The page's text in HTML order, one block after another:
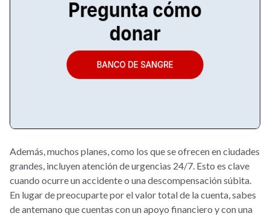
Además, muchos planes, como los que se ofrecen en ciudades
grandes, incluyen atención de urgencias 24/7. Esto es clave
cuando ocurre un accidente o una descompensación súbita.
En lugar de preocuparte por el valor total de la cuenta, sabes
de antemano que cuentas con un apoyo financiero y con una